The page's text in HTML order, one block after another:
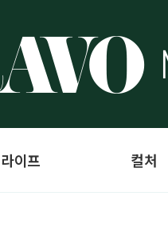
라이프 컬처